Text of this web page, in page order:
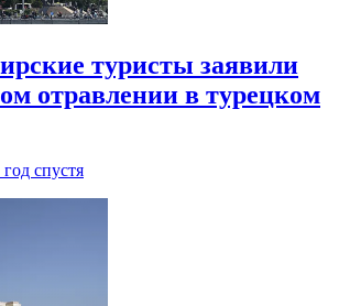
туристы заявили
отравлении в турецком
год спустя